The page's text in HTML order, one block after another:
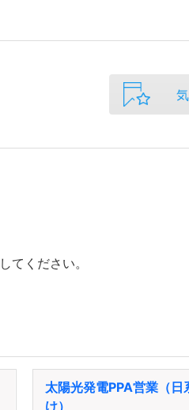
してください。
太陽光発電PPA営業（日
け）